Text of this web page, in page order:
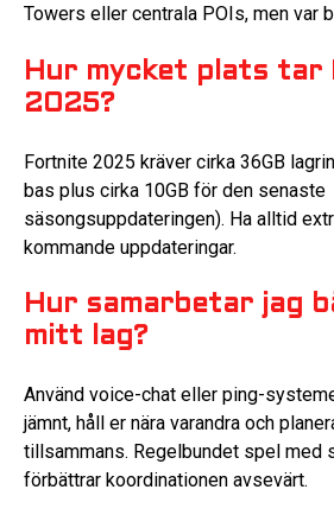
Towers eller centrala POIs, men var
Hur mycket plats tar
2025?
Fortnite 2025 kräver cirka 36GB
bas plus cirka 10GB för den senaste
säsongsuppdateringen). Ha alltid
kommande uppdateringar.
Hur samarbetar jag
mitt lag?
Använd voice-chat eller ping-
jämnt, håll er nära varandra och
tillsammans. Regelbundet spel med
förbättrar koordinationen avsevärt.